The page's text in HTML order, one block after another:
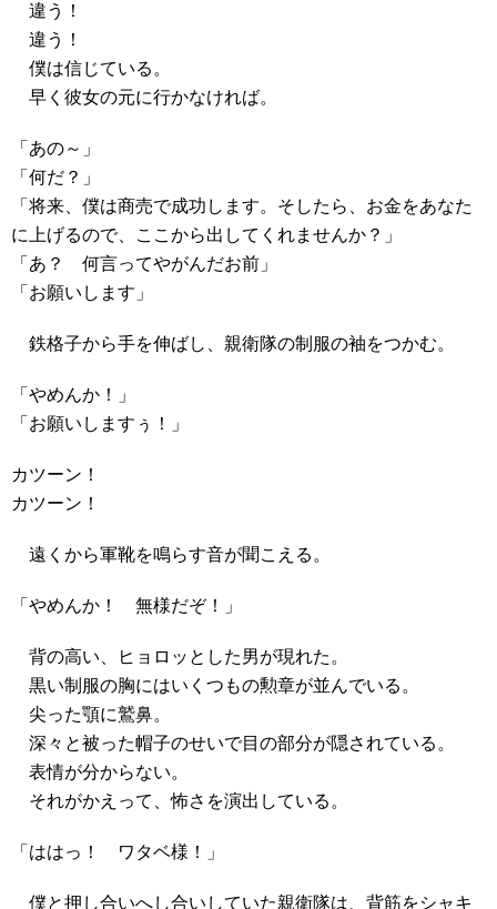
違う！
違う！
僕は信じている。
早く彼女の元に行かなければ。
「あの～」
「何だ？」
「将来、僕は商売で成功します。そしたら、お金をあなた
に上げるので、ここから出してくれませんか？」
「あ？ 何言ってやがんだお前」
「お願いします」
鉄格子から手を伸ばし、親衛隊の制服の袖をつかむ。
「やめんか！」
「お願いしますぅ！」
カツーン！
カツーン！
遠くから軍靴を鳴らす音が聞こえる。
「やめんか！ 無様だぞ！」
背の高い、ヒョロッとした男が現れた。
黒い制服の胸にはいくつもの勲章が並んでいる。
尖った顎に鷲鼻。
深々と被った帽子のせいで目の部分が隠されている。
表情が分からない。
それがかえって、怖さを演出している。
「ははっ！ ワタベ様！」
僕と押し合いへし合いしていた親衛隊は、背筋をシャキ